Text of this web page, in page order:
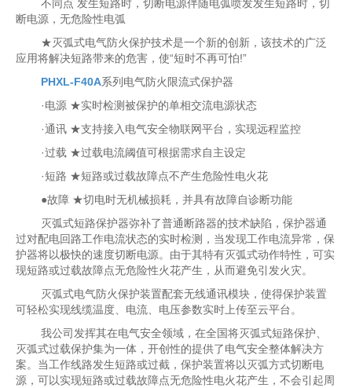
不同点 发生短路时，切断电源伴随电弧喷发发生短路时，切
断电源，无危险性电弧
★灭弧式电气防火保护技术是一个新的创新，该技术的广泛
应用将解决短路带来的危害，使“短时不再可怕!”
PHXL-F40A系列电气防火限流式保护器
·电源 ★实时检测被保护的单相交流电源状态
·通讯 ★支持接入电气安全物联网平台，实现远程监控
·过载 ★过载电流阈值可根据需求自主设定
·短路 ★短路或过载故障点不产生危险性电火花
●故障 ★切电时无机械损耗，并具有故障自诊断功能
灭弧式短路保护器弥补了普通断路器的技术缺陷，保护器通
过对配电回路工作电流状态的实时检测，当发现工作电流异常，保
护器将以极快的速度切断电源。由于其特有灭弧式动作特性，可实
现短路或过载故障点无危险性火花产生，从而避免引发火灾。
灭弧式电气防火保护装置配套无线通讯模块，使得保护装置
可轻松实现线缆温度、电流、电压参数实时上传至云平台。
我公司发挥其在电气安全领域，在全国将灭弧式短路保护、
灭弧式过载保护集为一体，开创性的提供了电气安全整体解决方
案。当工作线路发生短路或过截，保护装置将以灭弧方式切断电
源，可以实现短路或过载故障点无危险性电火花产生，不会引起周